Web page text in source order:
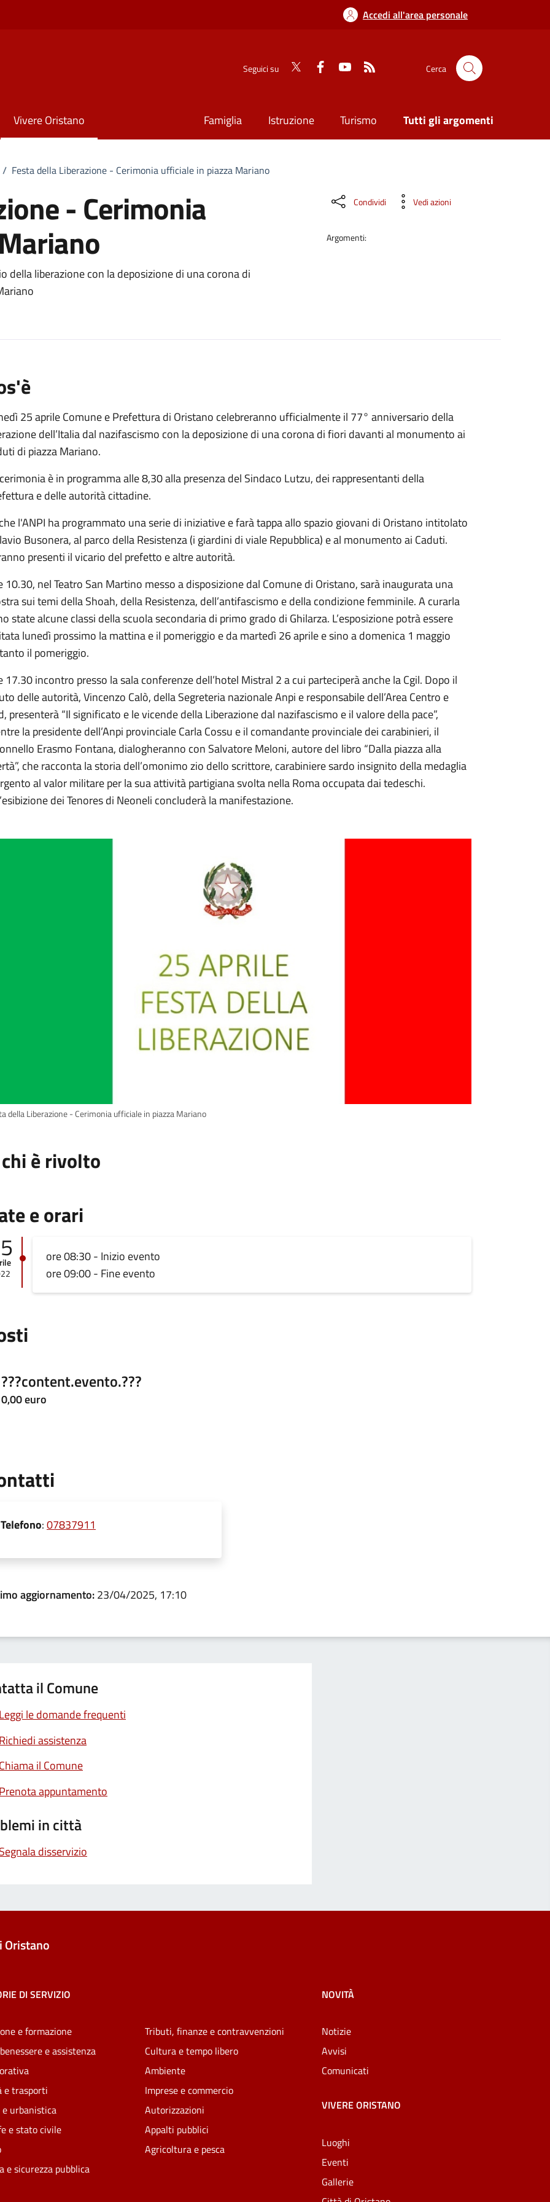
Accedi all'area personale
Seguici su Cerca
Vivere Oristano Famiglia Istruzione Turismo Tutti gli argomenti
/ Festa della Liberazione - Cerimonia ufficiale in piazza Mariano
- Cerimonia
della liberazione con la deposizione di una corona di
Condividi Vedi azioni
Argomenti:
25 aprile Comune e Prefettura di Oristano celebreranno ufficialmente il 77° anniversario della
dell’Italia dal nazifascismo con la deposizione di una corona di fiori davanti al monumento ai
di piazza Mariano.
è in programma alle 8,30 alla presenza del Sindaco Lutzu, dei rappresentanti della
e delle autorità cittadine.
l'ANPI ha programmato una serie di iniziative e farà tappa allo spazio giovani di Oristano intitolato
Busonera, al parco della Resistenza (i giardini di viale Repubblica) e al monumento ai Caduti.
presenti il vicario del prefetto e altre autorità.
10.30, nel Teatro San Martino messo a disposizione dal Comune di Oristano, sarà inaugurata una
sui temi della Shoah, della Resistenza, dell’antifascismo e della condizione femminile. A curarla
state alcune classi della scuola secondaria di primo grado di Ghilarza. L’esposizione potrà essere
lunedì prossimo la mattina e il pomeriggio e da martedì 26 aprile e sino a domenica 1 maggio
il pomeriggio.
17.30 incontro presso la sala conferenze dell’hotel Mistral 2 a cui parteciperà anche la Cgil. Dopo il
delle autorità, Vincenzo Calò, della Segreteria nazionale Anpi e responsabile dell’Area Centro e
presenterà “Il significato e le vicende della Liberazione dal nazifascismo e il valore della pace”,
la presidente dell’Anpi provinciale Carla Cossu e il comandante provinciale dei carabinieri, il
Erasmo Fontana, dialogheranno con Salvatore Meloni, autore del libro “Dalla piazza alla
che racconta la storia dell’omonimo zio dello scrittore, carabiniere sardo insignito della medaglia
al valor militare per la sua attività partigiana svolta nella Roma occupata dai tedeschi.
dei Tenores di Neoneli concluderà la manifestazione.
della Liberazione - Cerimonia ufficiale in piazza Mariano
è rivolto
e orari
ore 08:30 - Inizio evento
ore 09:00 - Fine evento
???content.evento.???
0,00 euro
Telefono:07837911
aggiornamento:23/04/2025, 17:10
il Comune
le domande frequenti
assistenza
il Comune
appuntamento
in città
disservizio
Oristano
DI SERVIZIO
e formazione
e assistenza
e trasporti
urbanistica
e stato civile
e sicurezza pubblica
Tributi, finanze e contravvenzioni
Cultura e tempo libero
Ambiente
Imprese e commercio
Autorizzazioni
Appalti pubblici
Agricoltura e pesca
NOVITÀ
Notizie
Avvisi
Comunicati
VIVERE ORISTANO
Luoghi
Eventi
Gallerie